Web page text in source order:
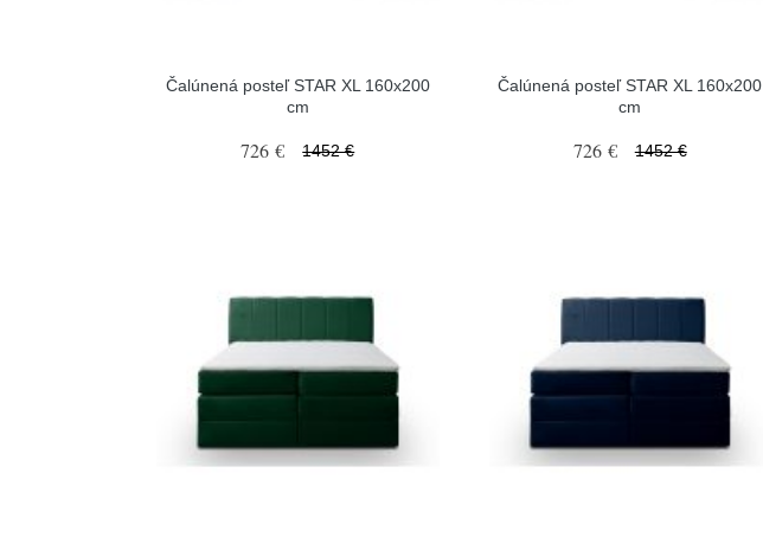
Čalúnená posteľ STAR XL 160x200
cm
726 € 1452 €
Čalúnená posteľ STAR XL 160x200
cm
726 € 1452 €